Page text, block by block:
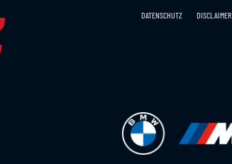
DATENSCHUTZ DISCLAIMER